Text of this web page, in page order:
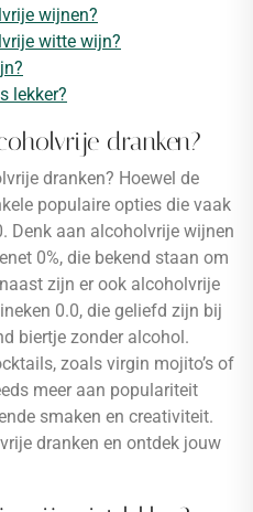
wijnen?
witte wijn?
lekker?
dranken?
dranken? Hoewel de
populaire opties die vaak
Denk aan alcoholvrije wijnen
0%, die bekend staan om
zijn er ook alcoholvrije
0.0, die geliefd zijn bij
biertje zonder alcohol.
zoals virgin mojito’s of
meer aan populariteit
smaken en creativiteit.
dranken en ontdek jouw